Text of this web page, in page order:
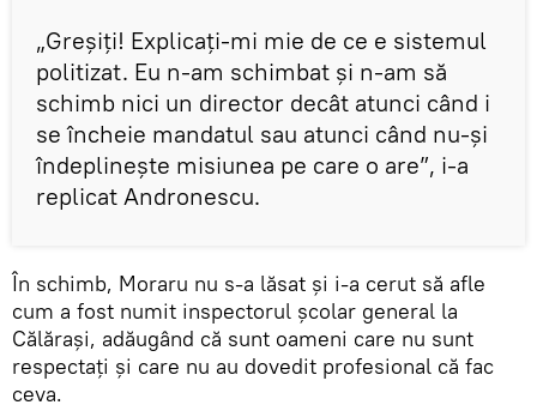
„Greşiţi! Explicaţi-mi mie de ce e sistemul
politizat. Eu n-am schimbat şi n-am să
schimb nici un director decât atunci când i
se încheie mandatul sau atunci când nu-şi
îndeplineşte misiunea pe care o are”, i-a
replicat Andronescu.
În schimb, Moraru nu s-a lăsat şi i-a cerut să afle
cum a fost numit inspectorul şcolar general la
Călăraşi, adăugând că sunt oameni care nu sunt
respectaţi şi care nu au dovedit profesional că fac
ceva.